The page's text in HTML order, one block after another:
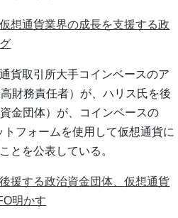
想通貨業界の成長を支援する政
貨取引所大手コインベースのア
財務責任者）が、ハリス氏を後
金団体）が、コインベースの
フォームを使用して仮想通貨に
とを公表している。
援する政治資金団体、仮想通貨
明かす